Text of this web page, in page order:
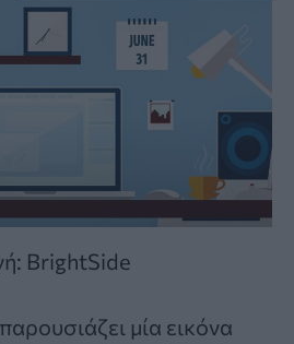
BrightSide
παρουσιάζει μία εικόνα